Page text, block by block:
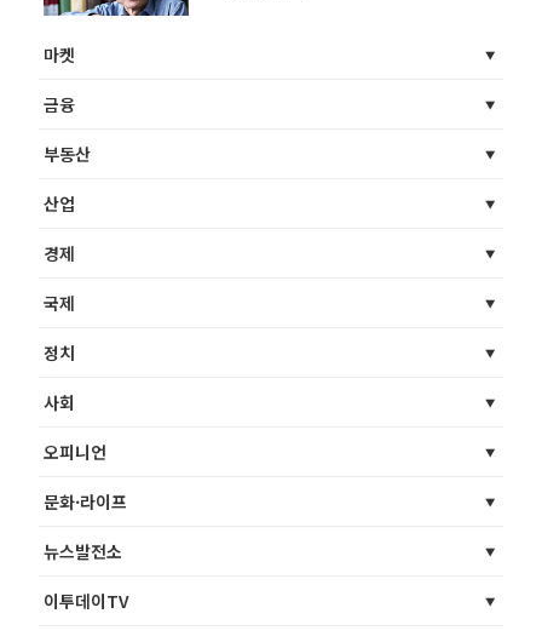
마켓
금융
부동산
산업
경제
국제
정치
사회
오피니언
문화·라이프
뉴스발전소
이투데이TV